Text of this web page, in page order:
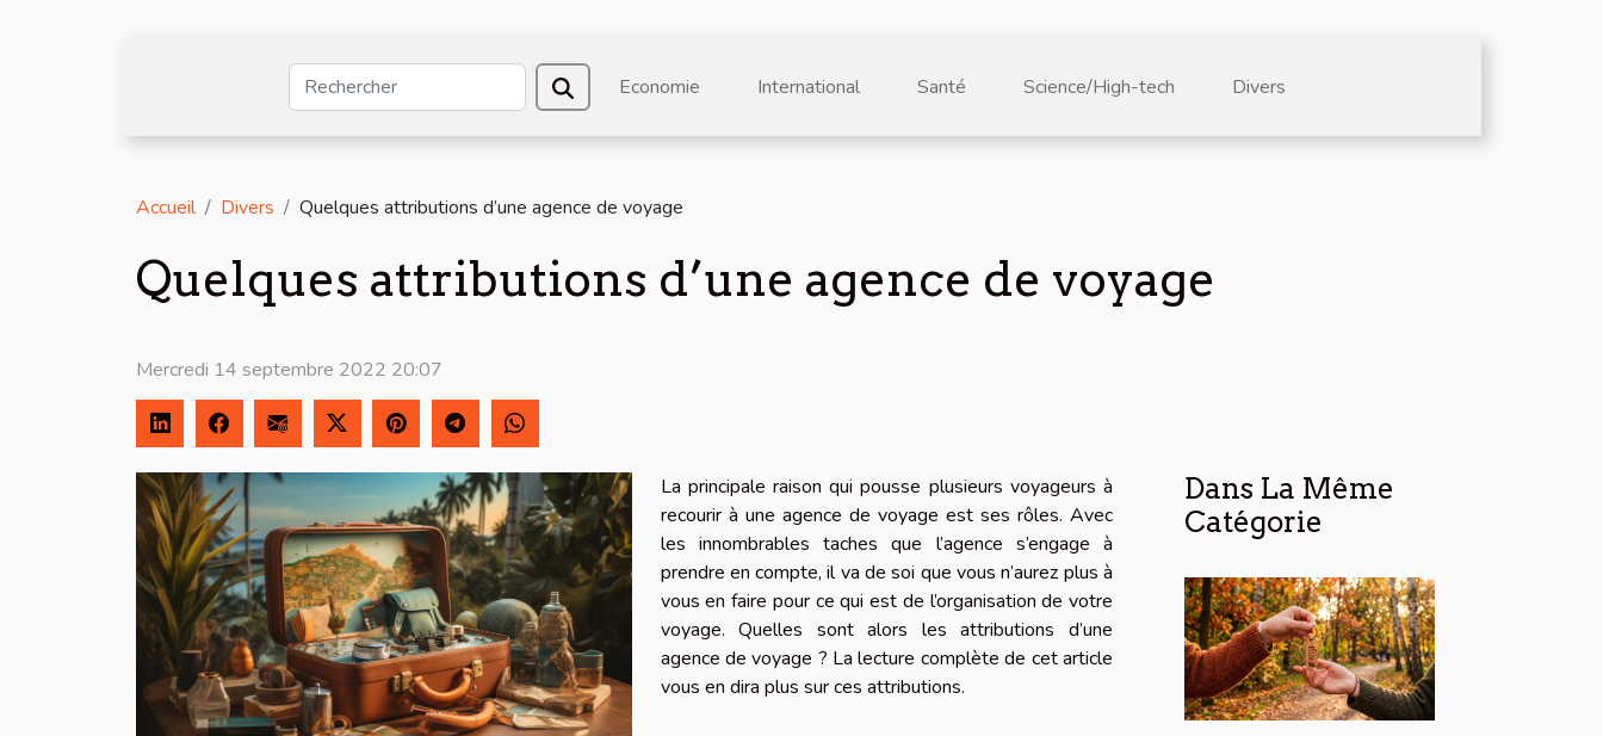
Economie International Santé Science/High-tech Divers
Accueil Divers Quelques attributions d’une agence de voyage
Quelques attributions d’une agence de voyage
Mercredi 14 septembre 2022 20:07
La principale raison qui pousse plusieurs voyageurs à
recourir à une agence de voyage est ses rôles. Avec
les innombrables taches que l’agence s’engage à
prendre en compte, il va de soi que vous n’aurez plus à
vous en faire pour ce qui est de l’organisation de votre
voyage. Quelles sont alors les attributions d’une
agence de voyage ? La lecture complète de cet article
vous en dira plus sur ces attributions.
Dans La Même
Catégorie